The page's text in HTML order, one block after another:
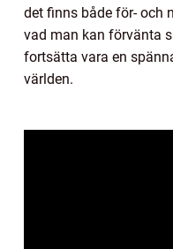
det finns både för- och
vad man kan förvänta
fortsätta vara en
världen.